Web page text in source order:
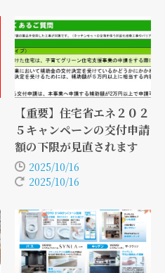
【重要】住宅省エネ２０２
５キャンペーンの交付申請
額の下限が見直されます
2025/10/16
2025/10/16